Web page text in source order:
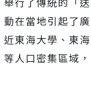
動在當地引起了
近東海大學、東
等人口密集區域